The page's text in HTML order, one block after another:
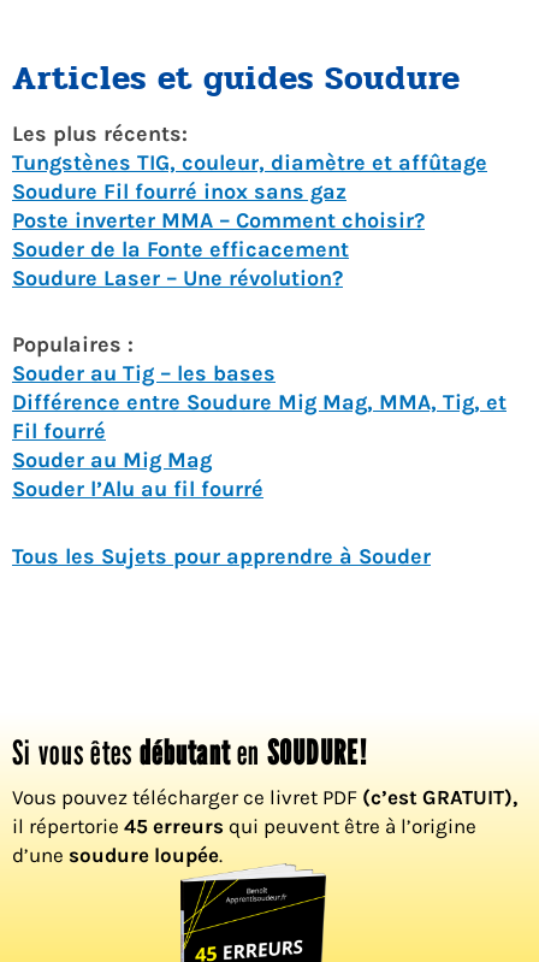
Articles et guides Soudure
Les plus récents:
Tungstènes TIG, couleur, diamètre et affûtage
Soudure Fil fourré inox sans gaz
Poste inverter MMA – Comment choisir?
Souder de la Fonte efficacement
Soudure Laser – Une révolution?
Populaires :
Souder au Tig – les bases
Différence entre Soudure Mig Mag, MMA, Tig, et
Fil fourré
Souder au Mig Mag
Souder l’Alu au fil fourré
Tous les Sujets pour apprendre à Souder
Si vous êtes débutanten SOUDURE!
Vous pouvez télécharger ce livret PDF (c’est GRATUIT),
il répertorie 45 erreurs qui peuvent être à l’origine
d’une soudure loupée.